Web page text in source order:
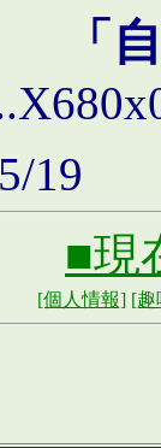
「
19
■現
[個人情報] [趣